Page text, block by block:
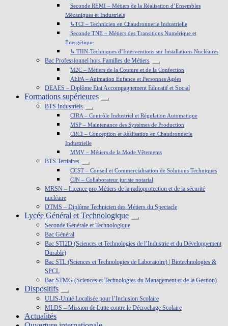
Seconde REMI – Métiers de la Réalisation d’Ensembles
Mécaniques et Industriels
↳TCI – Technicien en Chaudronnerie Industrielle
Seconde TNE – Métiers des Transitions Numérique et
Énergétique
↳ TIIN-Techniques d’Interventions sur Installations Nucléaires
Bac Professionnel hors Familles de Métiers
M2C – Métiers de la Couture et de la Confection
AEPA – Animation Enfance et Personnes Agées
DEAES – Diplôme Etat Accompagnement Educatif et Social
Formations supérieures
BTS Industriels
CIRA – Contrôle Industriel et Régulation Automatique
MSP – Maintenance des Systèmes de Production
CRCI – Conception et Réalisation en Chaudronnerie
Industrielle
MMV – Métiers de la Mode Vêtements
BTS Tertiaires
CCST – Conseil et Commercialisation de Solutions Techniques
CJN – Collaborateur juriste notarial
MRSN – Licence pro Métiers de la radioprotection et de la sécurité
nucléaire
DTMS – Diplôme Technicien des Métiers du Spectacle
Lycée Général et Technologique
Seconde Générale et Technologique
Bac Général
Bac STI2D (Sciences et Technologies de l’Industrie et du Développement
Durable)
Bac STL (Sciences et Technologies de Laboratoire) | Biotechnologies &
SPCL
Bac STMG (Sciences et Technologies du Management et de la Gestion)
Dispositifs
ULIS-Unité Localisée pour l’Inclusion Scolaire
MLDS – Mission de Lutte contre le Décrochage Scolaire
Actualités